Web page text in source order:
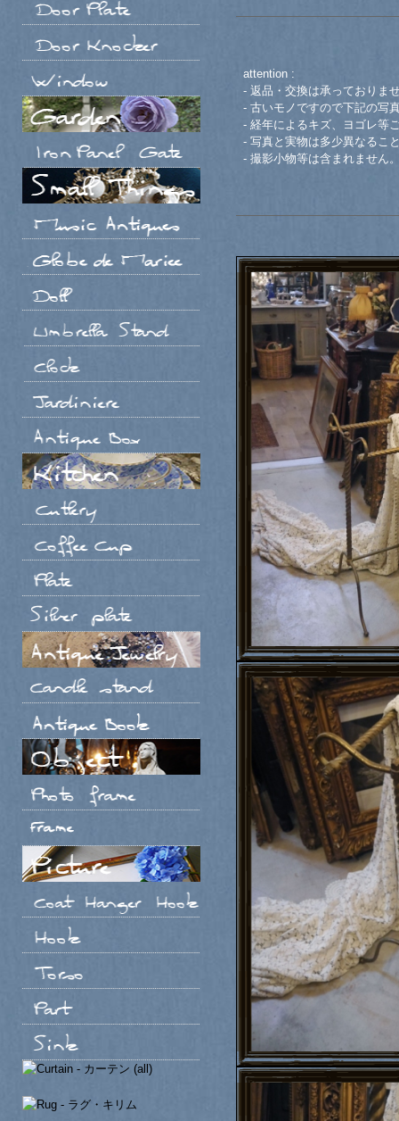
attention :
- 返品・交換は承っておりま
- 古いモノですので下記の写
- 経年によるキズ、ヨゴレ等
- 写真と実物は多少異なるこ
- 撮影小物等は含まれません